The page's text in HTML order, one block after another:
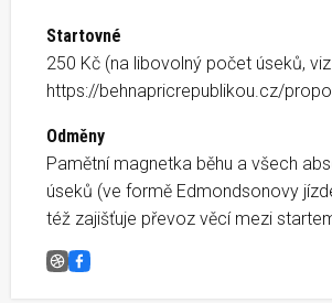
Startovné
250 Kč (na libovolný počet úseků, viz
https://behnapricrepublikou.cz/
Odměny
Pamětní magnetka běhu a všech
úseků (ve formě Edmondsonovy
též zajišťuje převoz věcí mezi
Běh napříč republikou, V08 Skalička-
Facebook